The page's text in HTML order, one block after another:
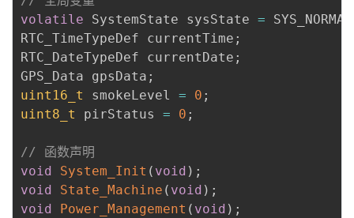
volatile SystemState sysState = SYS_NORMAL
RTC_TimeTypeDef currentTime ;
RTC_DateTypeDef currentDate ;
GPS_Data gpsData ;
uint16_t
smokeLevel = 0 ;
uint8_t
pirStatus = 0 ;
// 函数声明
void
System_Init ( void ) ;
void
State_Machine ( void ) ;
void
Power_Management ( void ) ;